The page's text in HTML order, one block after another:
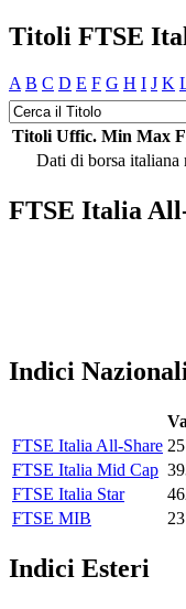
Titoli FTSE
A B C D E F G H I J K
Titoli Uffic. Min Max
Dati di borsa
FTSE Italia
Indici
FTSE Italia All-Share
FTSE Italia Mid Cap
FTSE Italia Star
FTSE MIB
Indici Esteri